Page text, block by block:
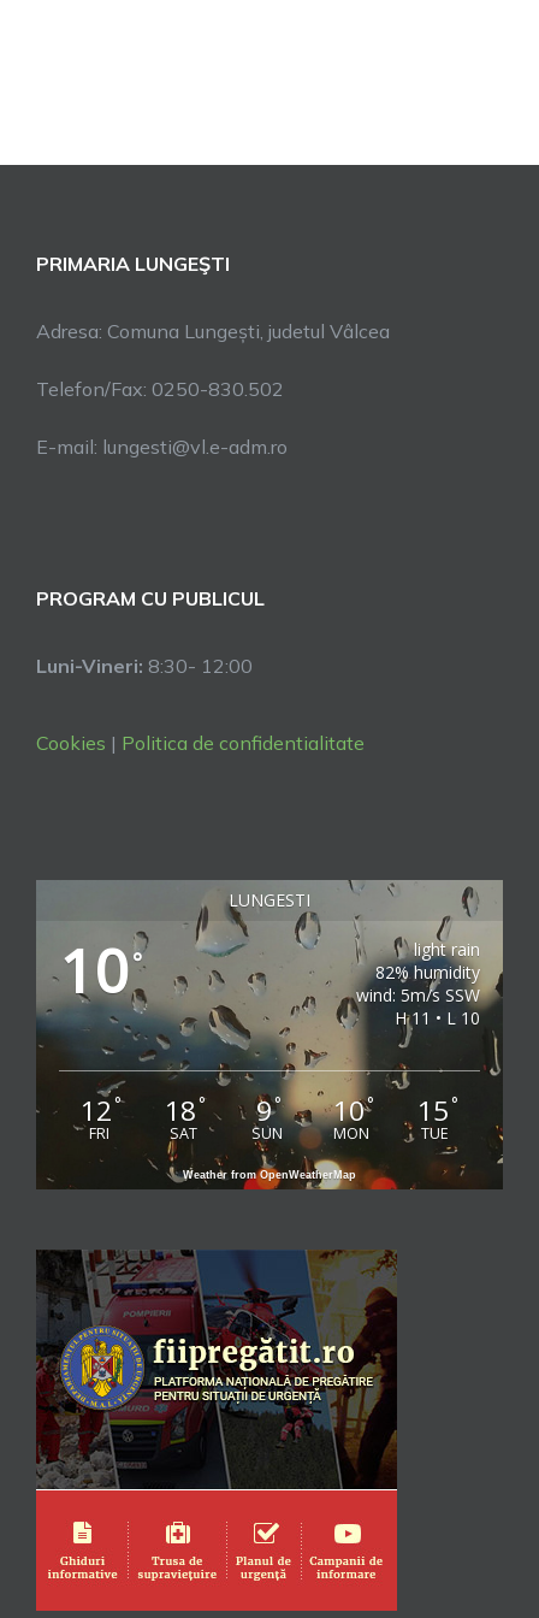
PRIMARIA LUNGEŞTI
Adresa: Comuna Lungești, judetul Vâlcea
Telefon/Fax: 0250-830.502
E-mail: lungesti@vl.e-adm.ro
PROGRAM CU PUBLICUL
Luni-Vineri: 8:30- 12:00
Cookies | Politica de confidentialitate
LUNGESTI
10°
light rain
82% humidity
wind: 5m/s SSW
H 11 • L 10
12°
FRI
18°
SAT
9°
SUN
10°
MON
15°
TUE
Weather from OpenWeatherMap